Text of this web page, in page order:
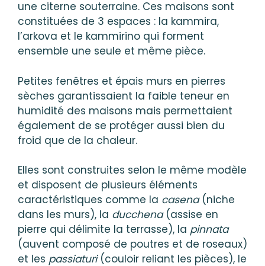
une citerne souterraine. Ces maisons sont
constituées de 3 espaces : la kammira,
l’arkova et le kammirino qui forment
ensemble une seule et même pièce.
Petites fenêtres et épais murs en pierres
sèches garantissaient la faible teneur en
humidité des maisons mais permettaient
également de se protéger aussi bien du
froid que de la chaleur.
Elles sont construites selon le même modèle
et disposent de plusieurs éléments
caractéristiques comme la casena(niche
dans les murs), la ducchena(assise en
pierre qui délimite la terrasse), la pinnata
(auvent composé de poutres et de roseaux)
et les passiaturi(couloir reliant les pièces), le